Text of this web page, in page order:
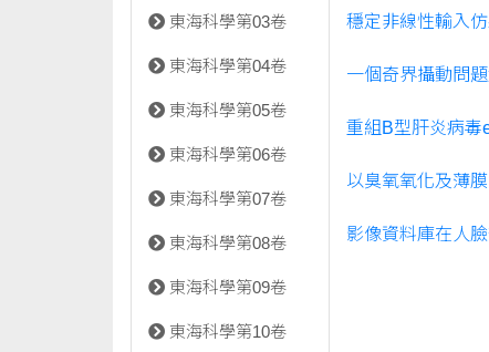
東海科學第03卷
東海科學第04卷
東海科學第05卷
東海科學第06卷
東海科學第07卷
東海科學第08卷
東海科學第09卷
東海科學第10卷
穩定非線性輸入
一個奇界攝動問
重組B型肝炎病毒
以臭氧氧化及薄
影像資料庫在人